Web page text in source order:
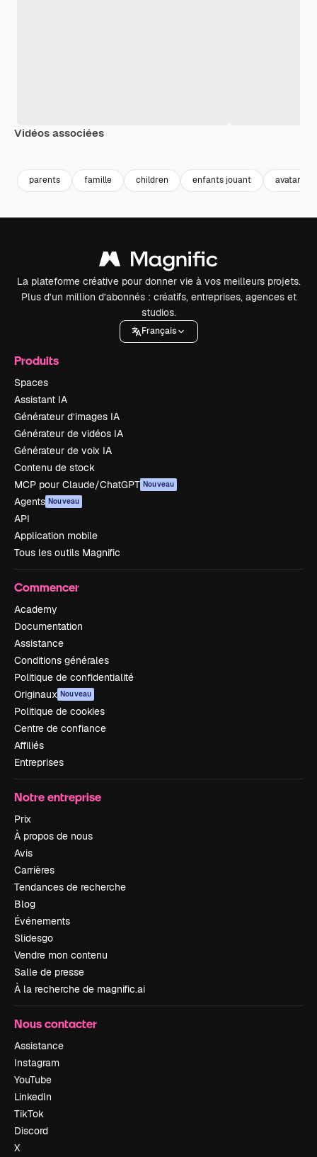
Vidéos associées
parents famille children enfants jouant avatar
La plateforme créative pour donner vie à vos meilleurs projets.
Plus d’un million d’abonnés : créatifs, entreprises, agences et
studios.
Français
Produits
Spaces
Assistant IA
Générateur d’images IA
Générateur de vidéos IA
Générateur de voix IA
Contenu de stock
MCP pour Claude/ChatGPT Nouveau
Agents Nouveau
API
Application mobile
Tous les outils Magnific
Commencer
Academy
Documentation
Assistance
Conditions générales
Politique de confidentialité
Originaux Nouveau
Politique de cookies
Centre de confiance
Affiliés
Entreprises
Notre entreprise
Prix
À propos de nous
Avis
Carrières
Tendances de recherche
Blog
Événements
Slidesgo
Vendre mon contenu
Salle de presse
À la recherche de magnific.ai
Nous contacter
Assistance
Instagram
YouTube
LinkedIn
TikTok
Discord
X